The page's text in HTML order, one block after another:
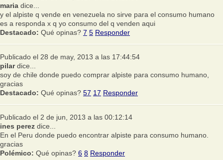
maria dice...
y el alpiste q vende en venezuela no sirve para el consumo humano
es a responda x q yo consumo del q venden aqui
Destacado: Qué opinas? 7 5 Responder
Publicado el 28 de may, 2013 a las 17:44:54
pilardice...
soy de chile donde puedo comprar alpiste para consumo humano,
gracias
Destacado: Qué opinas? 57 17 Responder
Publicado el 2 de jun, 2013 a las 00:12:14
ines perez dice...
En el Peru donde puedo encontrar alpiste para consumo humano.
gracias
Polémico: Qué opinas? 6 8 Responder